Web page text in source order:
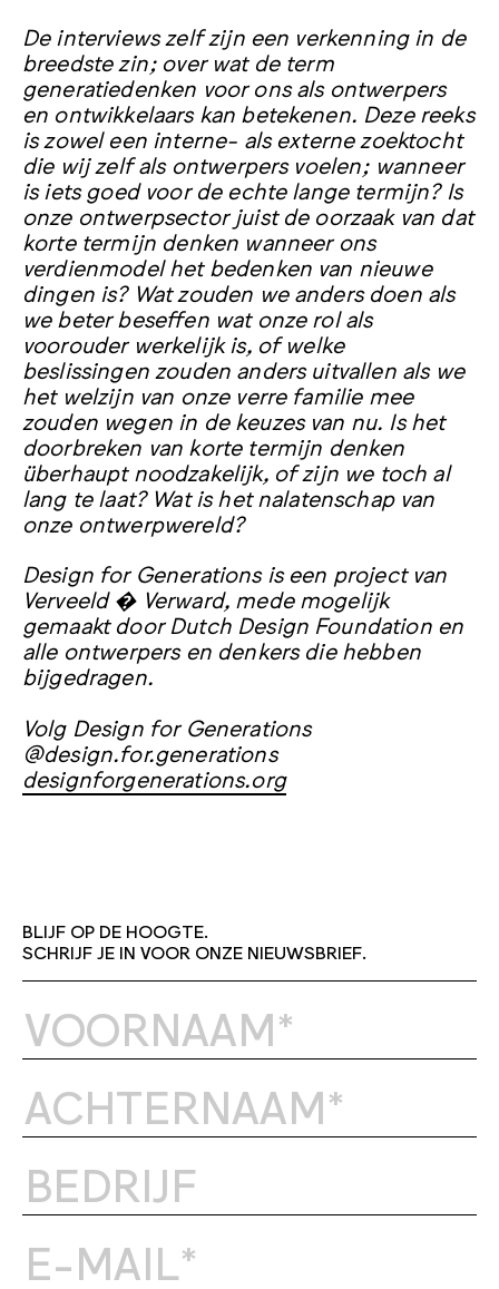
De interviews zelf zijn een verkenning in de
breedste zin; over wat de term
generatiedenken voor ons als ontwerpers
en ontwikkelaars kan betekenen. Deze reeks
is zowel een interne- als externe zoektocht
die wij zelf als ontwerpers voelen; wanneer
is iets goed voor de echte lange termijn? Is
onze ontwerpsector juist de oorzaak van dat
korte termijn denken wanneer ons
verdienmodel het bedenken van nieuwe
dingen is? Wat zouden we anders doen als
we beter beseffen wat onze rol als
voorouder werkelijk is, of welke
beslissingen zouden anders uitvallen als we
het welzijn van onze verre familie mee
zouden wegen in de keuzes van nu. Is het
doorbreken van korte termijn denken
überhaupt noodzakelijk, of zijn we toch al
lang te laat? Wat is het nalatenschap van
onze ontwerpwereld?
Design for Generations is een project van
Verveeld � Verward, mede mogelijk
gemaakt door Dutch Design Foundation en
alle ontwerpers en denkers die hebben
bijgedragen.
Volg Design for Generations
@design.for.generations
designforgenerations.org
BLIJF OP DE HOOGTE.
SCHRIJF JE IN VOOR ONZE NIEUWSBRIEF.